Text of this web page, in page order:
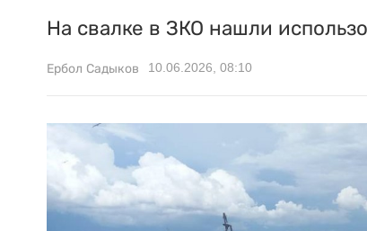
На свалке в ЗКО нашли
Ербол Садыков 10.06.2026, 08:10